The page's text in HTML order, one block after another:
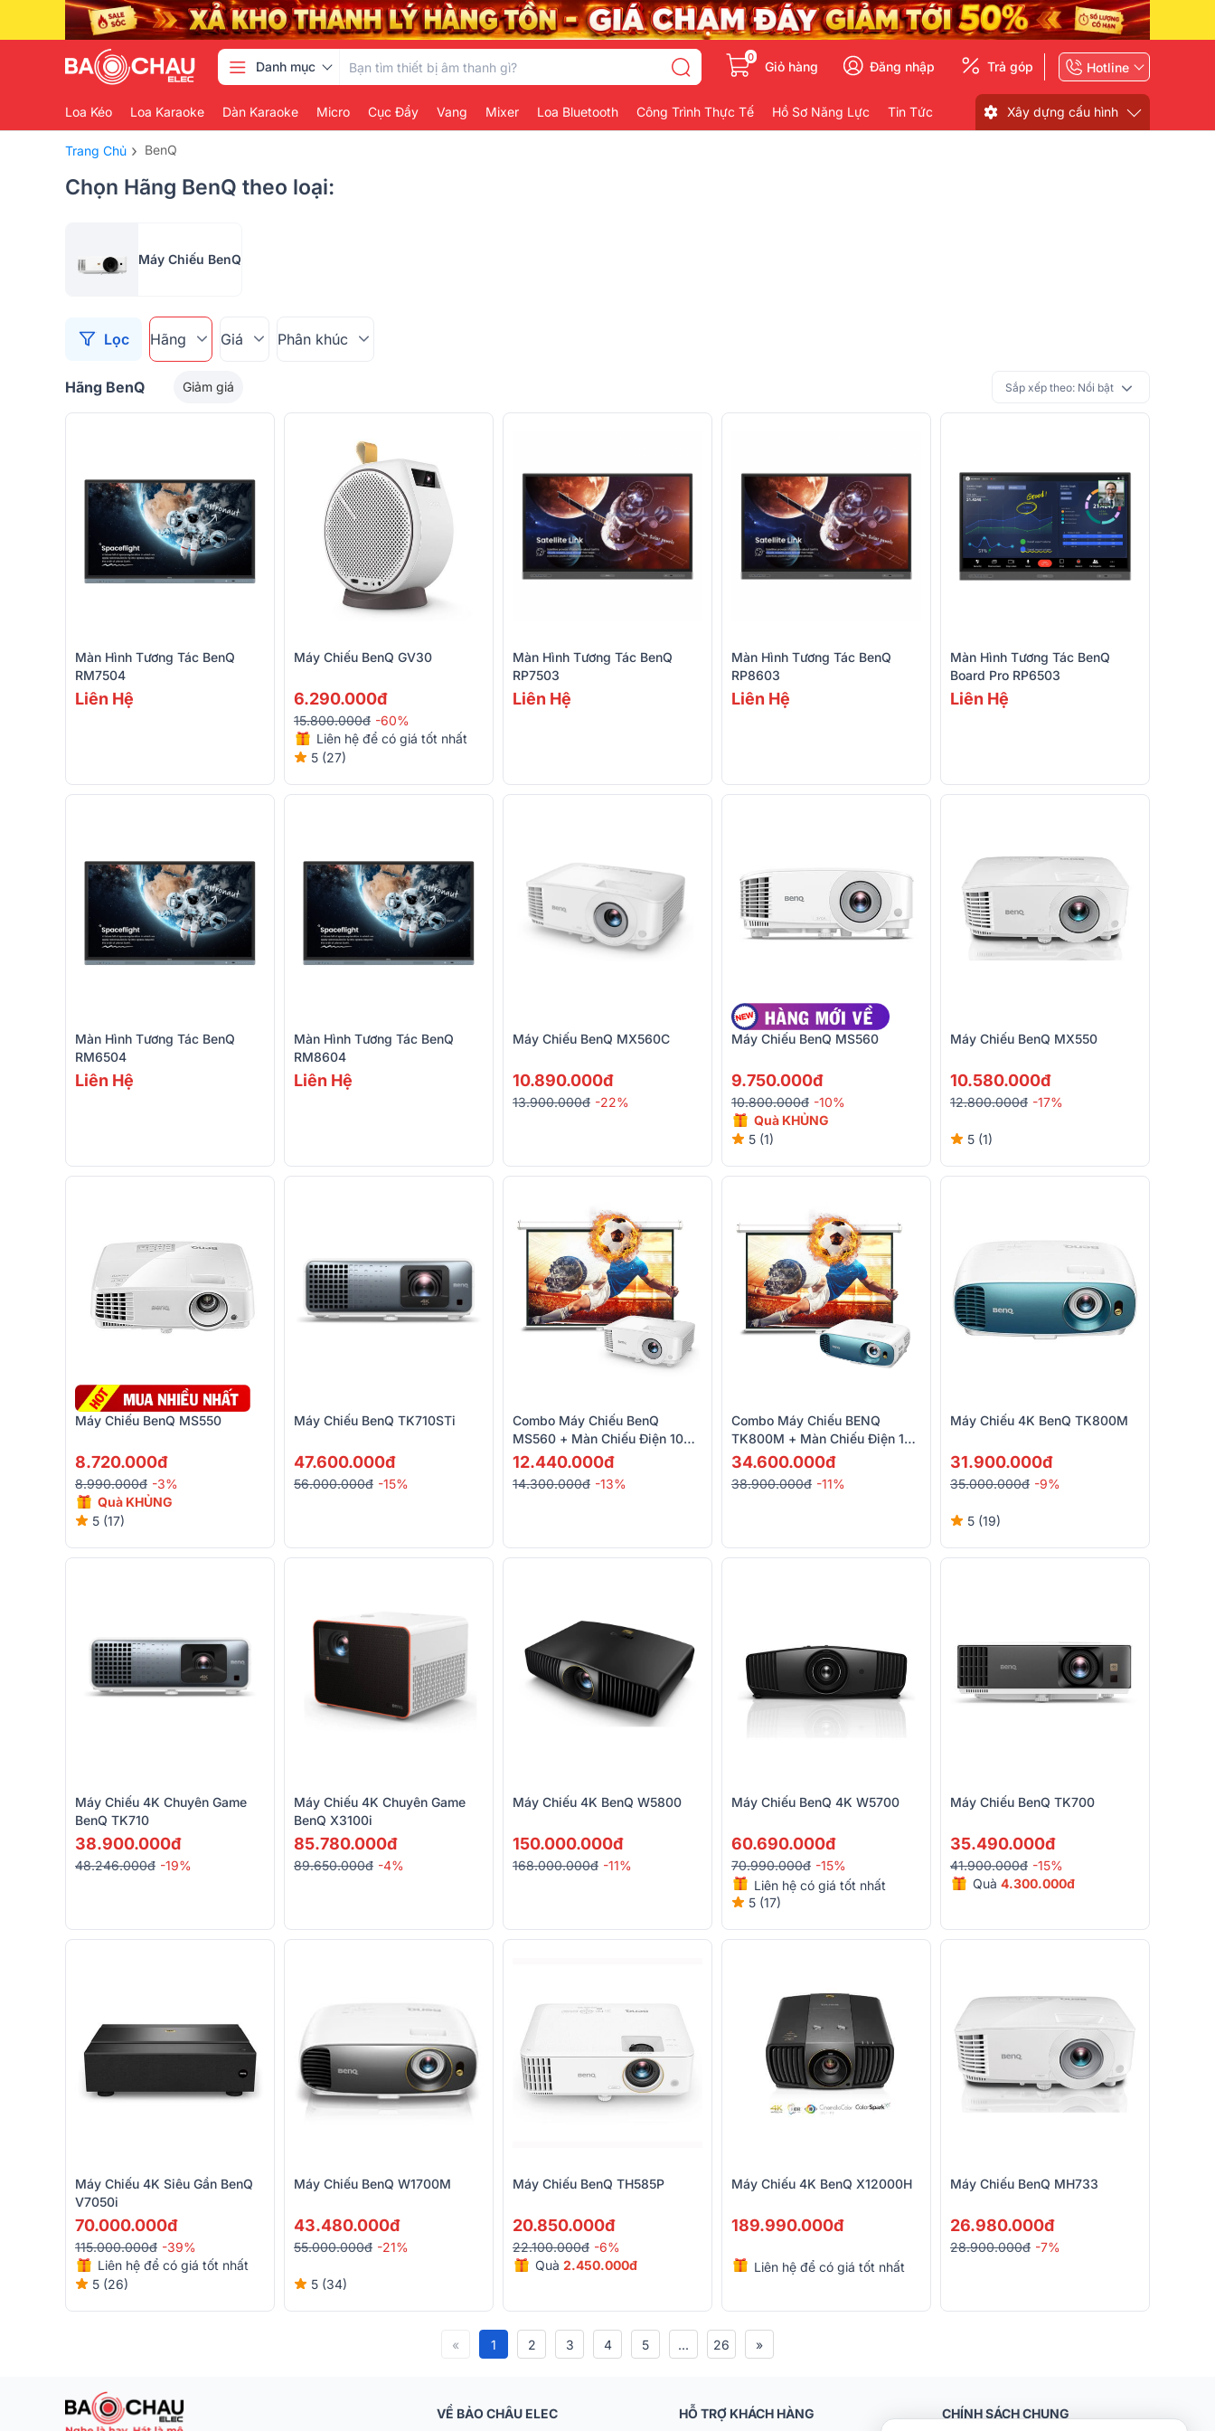
Danh mục
0
Giỏ hàng Đăng nhập Trả góp Hotline
Loa Kéo Loa Karaoke Dàn Karaoke Micro Cục Đẩy Vang Mixer Loa Bluetooth Công Trình Thực Tế Hồ Sơ Năng Lực Tin Tức Xây dựng cấu hình
Trang Chủ › BenQ
Chọn Hãng BenQ theo loại:
Máy Chiếu BenQ
Lọc Hãng Giá Phân khúc
Hãng BenQ Giảm giá Sắp xếp theo: Nổi bật
Màn Hình Tương Tác BenQ
RM7504
Liên Hệ
Máy Chiếu BenQ GV30
6.290.000đ
15.800.000đ -60%
Liên hệ để có giá tốt nhất
5 (27)
Màn Hình Tương Tác BenQ
RP7503
Liên Hệ
Màn Hình Tương Tác BenQ
RP8603
Liên Hệ
Màn Hình Tương Tác BenQ
Board Pro RP6503
Liên Hệ
Màn Hình Tương Tác BenQ
RM6504
Liên Hệ
Màn Hình Tương Tác BenQ
RM8604
Liên Hệ
Máy Chiếu BenQ MX560C
10.890.000đ
13.900.000đ -22%
Máy Chiếu BenQ MS560
9.750.000đ
10.800.000đ -10%
Quà KHỦNG
5 (1)
Máy Chiếu BenQ MX550
10.580.000đ
12.800.000đ -17%
5 (1)
Máy Chiếu BenQ MS550
8.720.000đ
8.990.000đ -3%
Quà KHỦNG
5 (17)
Máy Chiếu BenQ TK710STi
47.600.000đ
56.000.000đ -15%
Combo Máy Chiếu BenQ
MS560 + Màn Chiếu Điện 100
Inch
12.440.000đ
14.300.000đ -13%
Combo Máy Chiếu BENQ
TK800M + Màn Chiếu Điện 120
Inch
34.600.000đ
38.900.000đ -11%
Máy Chiếu 4K BenQ TK800M
31.900.000đ
35.000.000đ -9%
5 (19)
Máy Chiếu 4K Chuyên Game
BenQ TK710
38.900.000đ
48.246.000đ -19%
Máy Chiếu 4K Chuyên Game
BenQ X3100i
85.780.000đ
89.650.000đ -4%
Máy Chiếu 4K BenQ W5800
150.000.000đ
168.000.000đ -11%
Máy Chiếu BenQ 4K W5700
60.690.000đ
70.990.000đ -15%
Liên hệ có giá tốt nhất
5 (17)
Máy Chiếu BenQ TK700
35.490.000đ
41.900.000đ -15%
Quà 4.300.000đ
Máy Chiếu 4K Siêu Gần BenQ
V7050i
70.000.000đ
115.000.000đ -39%
Liên hệ để có giá tốt nhất
5 (26)
Máy Chiếu BenQ W1700M
43.480.000đ
55.000.000đ -21%
5 (34)
Máy Chiếu BenQ TH585P
20.850.000đ
22.100.000đ -6%
Quà 2.450.000đ
Máy Chiếu 4K BenQ X12000H
189.990.000đ
Liên hệ để có giá tốt nhất
Máy Chiếu BenQ MH733
26.980.000đ
28.900.000đ -7%
« 1 2 3 4 5 ... 26 »
VỀ BẢO CHÂU ELEC HỖ TRỢ KHÁCH HÀNG CHÍNH SÁCH CHUNG